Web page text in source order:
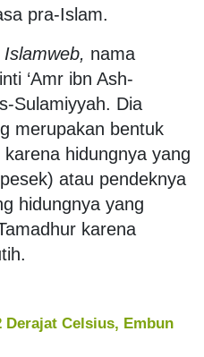
pra-Islam.
Islamweb, nama
‘Amr ibn Ash-
Sulamiyyah. Dia
merupakan bentuk
hidungnya yang
atau pendeknya
hidungnya yang
karena
Derajat Celsius, Embun